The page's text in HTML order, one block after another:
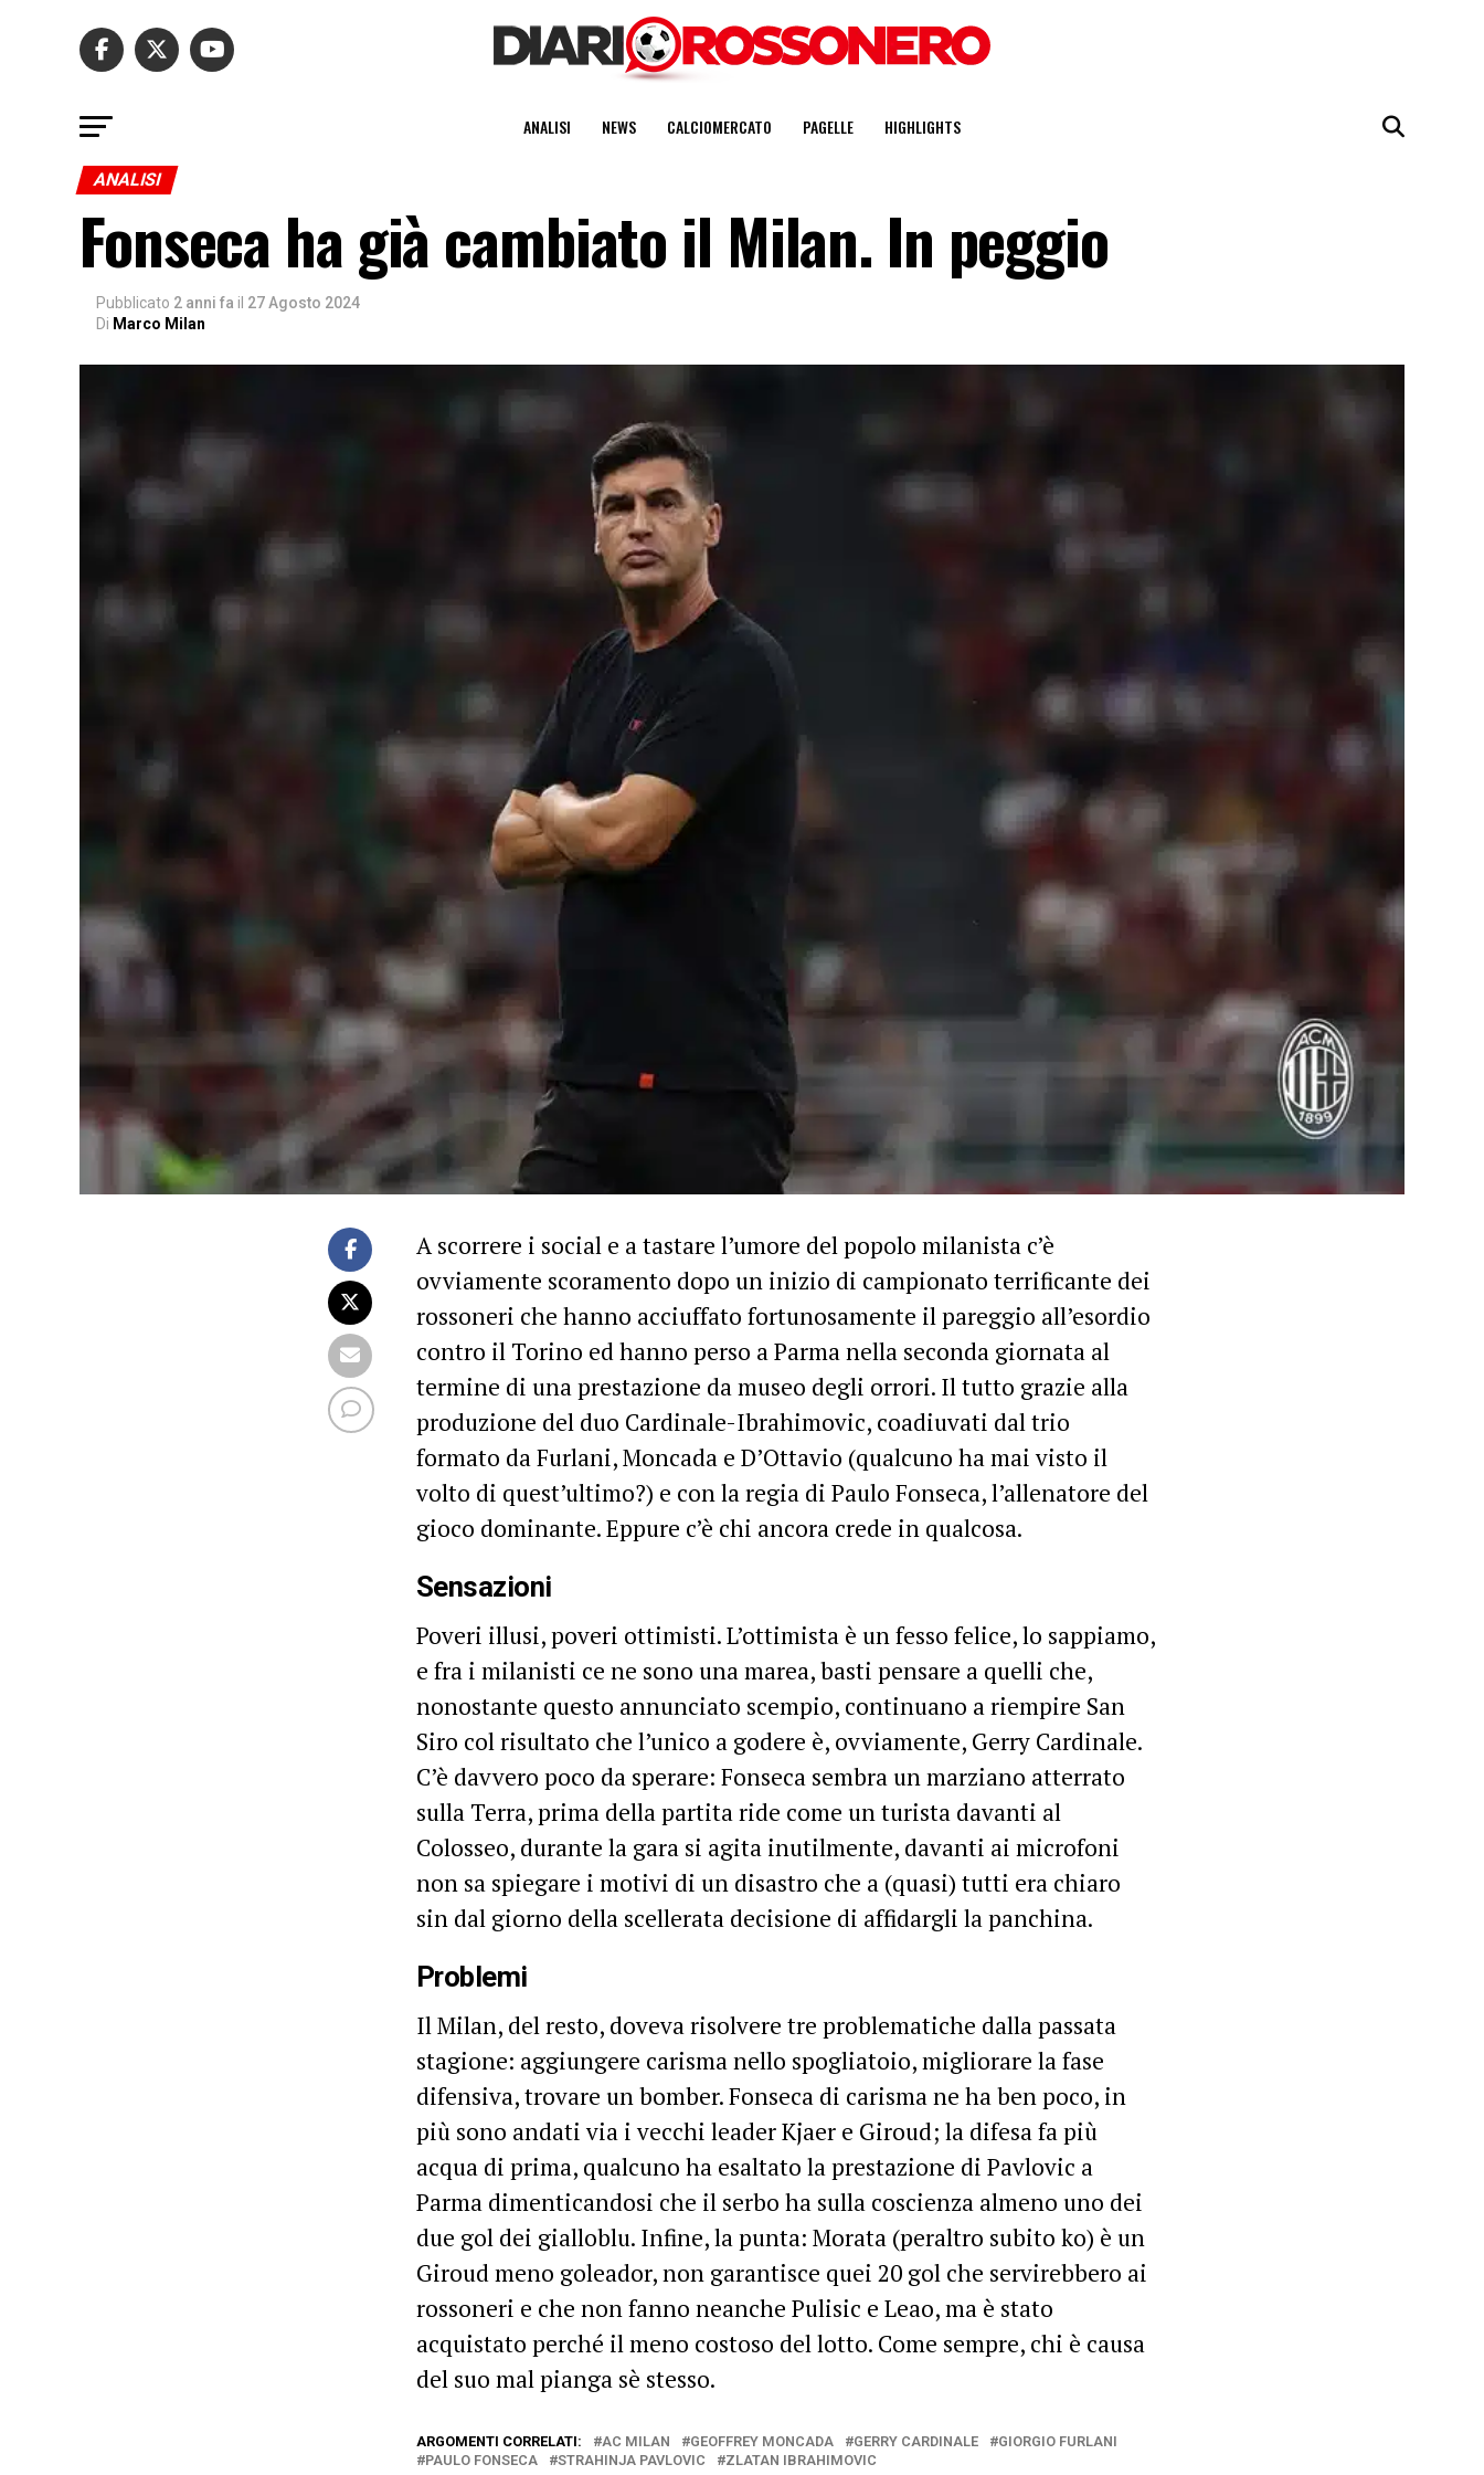
ANALISI NEWS CALCIOMERCATO PAGELLE HIGHLIGHTS
ANALISI
Fonseca ha già cambiato il Milan. In peggio
Pubblicato 2 anni fa il 27 Agosto 2024
Di Marco Milan
A scorrere i social e a tastare l’umore del popolo milanista c’è
ovviamente scoramento dopo un inizio di campionato terrificante dei
rossoneri che hanno acciuffato fortunosamente il pareggio all’esordio
contro il Torino ed hanno perso a Parma nella seconda giornata al
termine di una prestazione da museo degli orrori. Il tutto grazie alla
produzione del duo Cardinale-Ibrahimovic, coadiuvati dal trio
formato da Furlani, Moncada e D’Ottavio (qualcuno ha mai visto il
volto di quest’ultimo?) e con la regia di Paulo Fonseca, l’allenatore del
gioco dominante. Eppure c’è chi ancora crede in qualcosa.
Sensazioni
Poveri illusi, poveri ottimisti. L’ottimista è un fesso felice, lo sappiamo,
e fra i milanisti ce ne sono una marea, basti pensare a quelli che,
nonostante questo annunciato scempio, continuano a riempire San
Siro col risultato che l’unico a godere è, ovviamente, Gerry Cardinale.
C’è davvero poco da sperare: Fonseca sembra un marziano atterrato
sulla Terra, prima della partita ride come un turista davanti al
Colosseo, durante la gara si agita inutilmente, davanti ai microfoni
non sa spiegare i motivi di un disastro che a (quasi) tutti era chiaro
sin dal giorno della scellerata decisione di affidargli la panchina.
Problemi
Il Milan, del resto, doveva risolvere tre problematiche dalla passata
stagione: aggiungere carisma nello spogliatoio, migliorare la fase
difensiva, trovare un bomber. Fonseca di carisma ne ha ben poco, in
più sono andati via i vecchi leader Kjaer e Giroud; la difesa fa più
acqua di prima, qualcuno ha esaltato la prestazione di Pavlovic a
Parma dimenticandosi che il serbo ha sulla coscienza almeno uno dei
due gol dei gialloblu. Infine, la punta: Morata (peraltro subito ko) è un
Giroud meno goleador, non garantisce quei 20 gol che servirebbero ai
rossoneri e che non fanno neanche Pulisic e Leao, ma è stato
acquistato perché il meno costoso del lotto. Come sempre, chi è causa
del suo mal pianga sè stesso.
ARGOMENTI CORRELATI: AC MILAN GEOFFREY MONCADA GERRY CARDINALE
GIORGIO FURLANI
PAULO FONSECA
STRAHINJA PAVLOVIC ZLATAN IBRAHIMOVIC